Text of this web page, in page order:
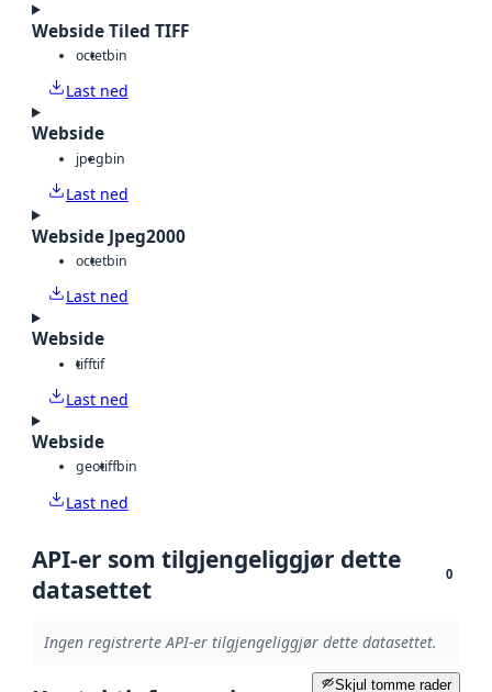
Webside Tiled TIFF
octetbin
Last ned
Webside
jpegbin
Last ned
Webside Jpeg2000
octetbin
Last ned
Webside
tifftif
Last ned
Webside
geotiffbin
Last ned
API-er som tilgjengeliggjør dette
datasettet
0
Ingen registrerte API-er tilgjengeliggjør dette datasettet.
Skjul tomme rader